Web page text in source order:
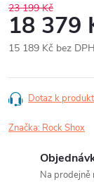
23 199 Kč
18 379
15 189 Kč bez DPH
cena:
Dotaz k
Značka: Rock Shox
Na prodejně